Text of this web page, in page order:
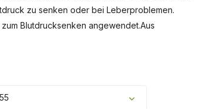
zu senken oder bei Leberproblemen.
Blutdrucksenken angewendet.Aus